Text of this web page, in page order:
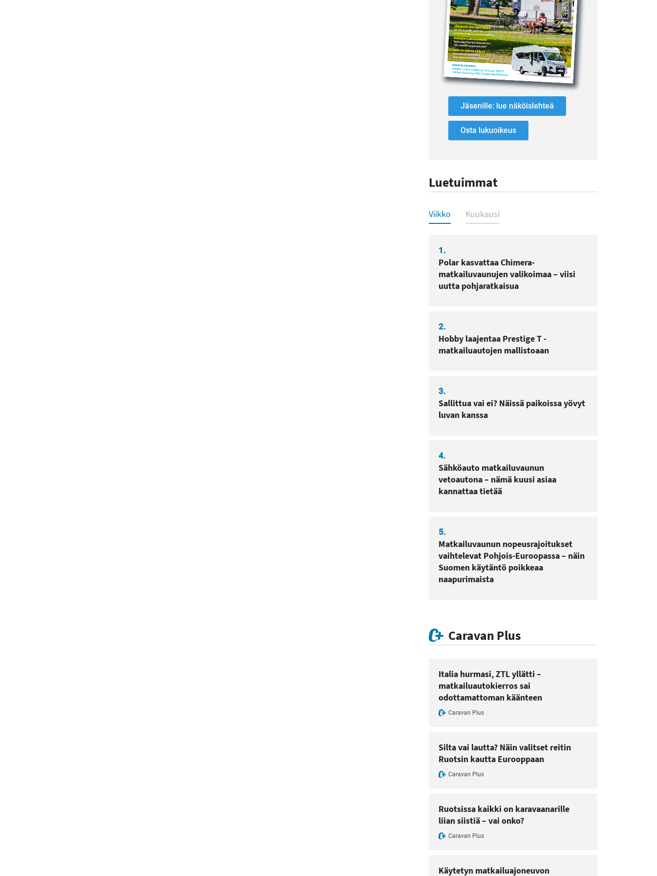
Jäsenille: lue näköislehteä
Osta lukuoikeus
Luetuimmat
Luetuimmat
Viikko Kuukausi
1.
Polar kasvattaa Chimera-
matkailuvaunujen valikoimaa – viisi
uutta pohjaratkaisua
2.
Hobby laajentaa Prestige T -
matkailuautojen mallistoaan
3.
Sallittua vai ei? Näissä paikoissa yövyt
luvan kanssa
4.
Sähköauto matkailuvaunun
vetoautona – nämä kuusi asiaa
kannattaa tietää
5.
Matkailuvaunun nopeusrajoitukset
vaihtelevat Pohjois-Euroopassa – näin
Suomen käytäntö poikkeaa
naapurimaista
Caravan Plus
Italia hurmasi, ZTL yllätti –
matkailuautokierros sai
odottamattoman käänteen
Caravan Plus
Silta vai lautta? Näin valitset reitin
Ruotsin kautta Eurooppaan
Caravan Plus
Ruotsissa kaikki on karavaanarille
liian siistiä – vai onko?
Caravan Plus
Käytetyn matkailuajoneuvon